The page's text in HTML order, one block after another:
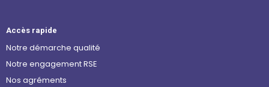
Accès rapide
Notre démarche qualité
Notre engagement RSE
Nos agréments